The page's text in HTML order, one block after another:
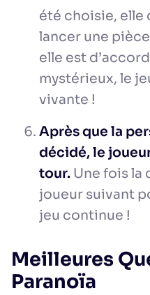
été choisie, elle
lancer une
elle est
mystérieux, le
vivante !
Après que la
décidé, le
tour. Une fois la
joueur suivant
jeu continue !
Meilleures
Paranoïa